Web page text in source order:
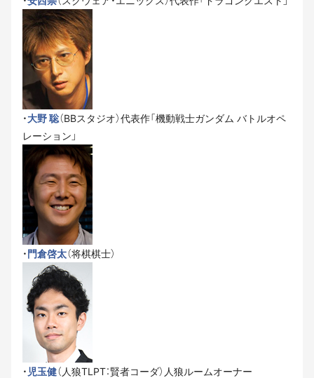
・大野 聡（BBスタジオ）代表作「機動戦士ガンダム バトルオペ
レーション」
・門倉啓太（将棋棋士）
・ 児玉健（人狼TLPT：賢者コーダ）人狼ルームオーナー